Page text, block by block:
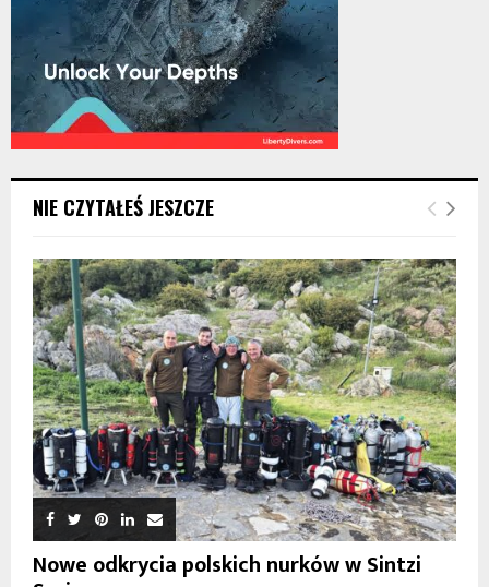
NIE CZYTAŁEŚ JESZCZE
Nowe odkrycia polskich nurków w Sintzi